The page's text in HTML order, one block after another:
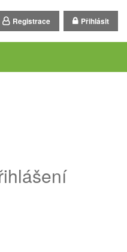
Registrace Přihlásit